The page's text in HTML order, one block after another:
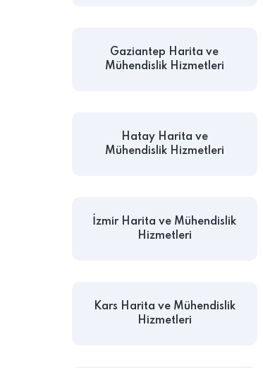
Gaziantep Harita ve
Mühendislik Hizmetleri
Hatay Harita ve
Mühendislik Hizmetleri
İzmir Harita ve Mühendislik
Hizmetleri
Kars Harita ve Mühendislik
Hizmetleri